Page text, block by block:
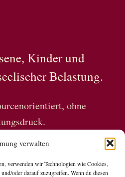
verwalten
verwenden wir Technologien wie Cookies,
oder darauf zuzugreifen. Wenn du diesen
Kinder und
Belastung.
ohne